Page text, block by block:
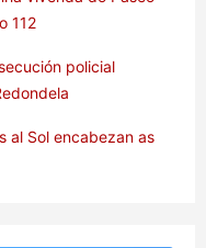
112
policial
al Sol encabezan as